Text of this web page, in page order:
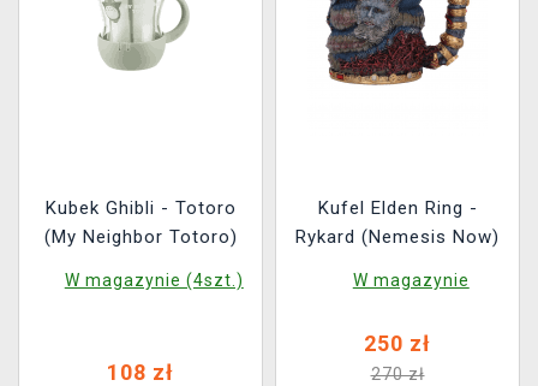
Kubek Ghibli - Totoro
(My Neighbor Totoro)
W magazynie (4szt.)
108 zł
Kufel Elden Ring -
Rykard (Nemesis Now)
W magazynie
250 zł
270 zł